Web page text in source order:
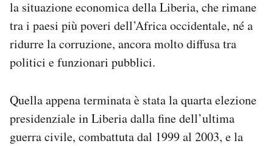
la situazione economica della Liberia, che rimane
tra i paesi più poveri dell’Africa occidentale, né a
ridurre la corruzione, ancora molto diffusa tra
politici e funzionari pubblici.
Quella appena terminata è stata la quarta elezione
presidenziale in Liberia dalla fine dell’ultima
guerra civile, combattuta dal 1999 al 2003, e la